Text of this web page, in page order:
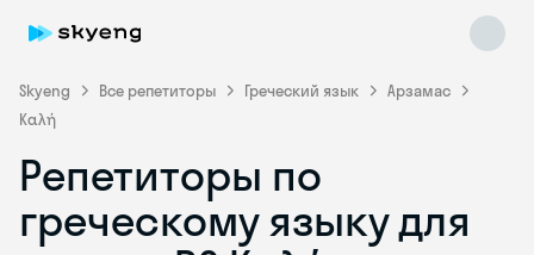
Skyeng Все репетиторы Греческий язык
Арзамас
Καλή
Репетиторы по
греческому языку для